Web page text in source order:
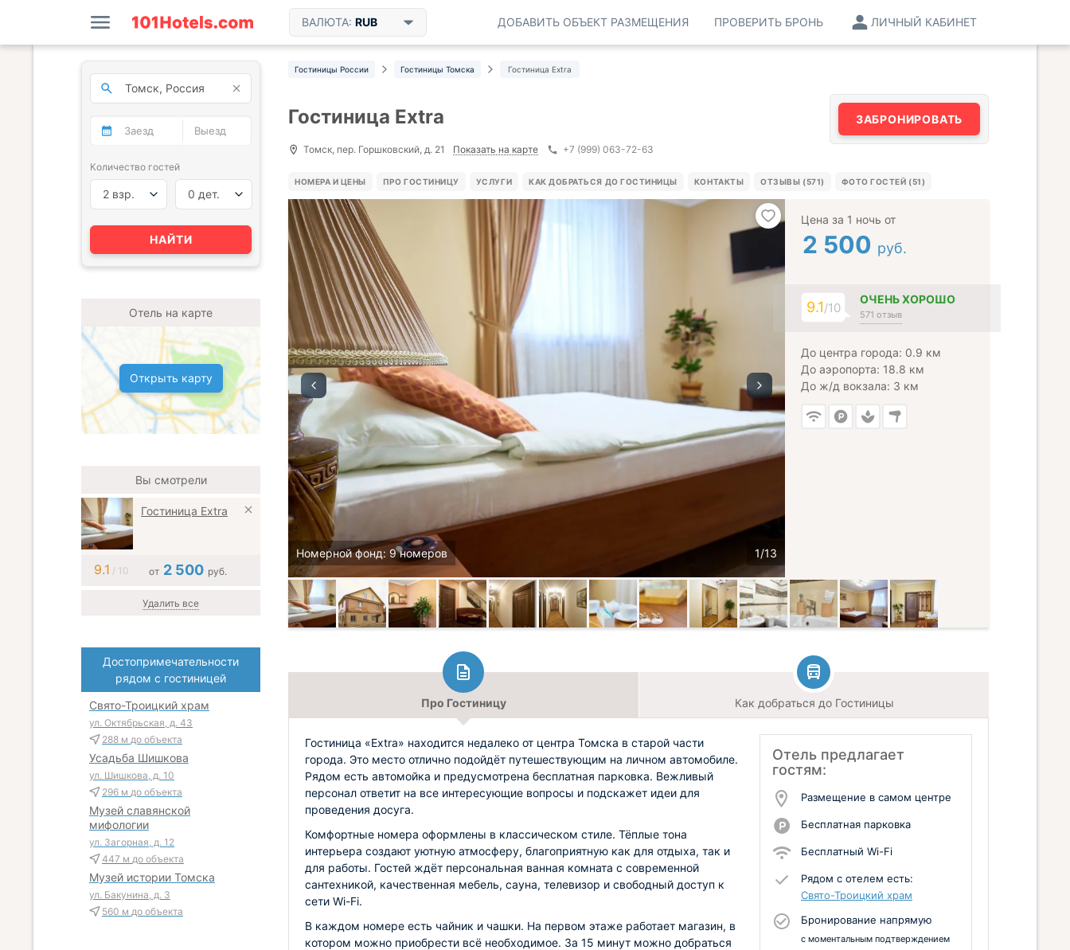
ВАЛЮТА: RUB ЛИЧНЫЙ КАБИНЕТ
ПРОВЕРИТЬ БРОНЬ
ДОБАВИТЬ ОБЪЕКТ РАЗМЕЩЕНИЯ
Гостиницы России Гостиницы Томска Гостиница Extra
Гостиница Extra
Томск, пер. Горшковский, д. 21 Показать на карте +7 (999) 063-72-63
ЗАБРОНИРОВАТЬ
НОМЕРА И ЦЕНЫ ПРО ГОСТИНИЦУ УСЛУГИ КАК ДОБРАТЬСЯ ДО ГОСТИНИЦЫ КОНТАКТЫ ОТЗЫВЫ (571) ФОТО ГОСТЕЙ (51)
Номерной фонд: 9 номеров
Цена за 1 ночь от
2 500 руб.
9.1/10
ОЧЕНЬ ХОРОШО
571 отзыв
До центра города: 0.9 км
До аэропорта: 18.8 км
До ж/д вокзала: 3 км
Про Гостиницу Как добраться до Гостиницы
Отель предлагает
гостям:
Размещение в самом центре
Бесплатная парковка
Бесплатный Wi-Fi
Рядом с отелем есть:
Свято-Троицкий храм
Бронирование напрямую
с моментальным подтверждением
Гостиница «Extra» находится недалеко от центра Томска в старой части
города. Это место отлично подойдёт путешествующим на личном автомобиле.
Рядом есть автомойка и предусмотрена бесплатная парковка. Вежливый
персонал ответит на все интересующие вопросы и подскажет идеи для
проведения досуга.
Комфортные номера оформлены в классическом стиле. Тёплые тона
интерьера создают уютную атмосферу, благоприятную как для отдыха, так и
для работы. Гостей ждёт персональная ванная комната с современной
сантехникой, качественная мебель, сауна, телевизор и свободный доступ к
сети Wi-Fi.
В каждом номере есть чайник и чашки. На первом этаже работает магазин, в
котором можно приобрести всё необходимое. За 15 минут можно добраться
Количество гостей
2 взр. 0 дет.
НАЙТИ
Отель на карте
Открыть карту
Вы смотрели
Гостиница Extra
9.1 / 10 от 2 500 руб.
Удалить все
Достопримечательности
рядом с гостиницей
Свято-Троицкий храм
ул. Октябрьская, д. 43
288 м до объекта
Усадьба Шишкова
ул. Шишкова, д. 10
296 м до объекта
Музей славянской
мифологии
ул. Загорная, д. 12
447 м до объекта
Музей истории Томска
ул. Бакунина, д. 3
560 м до объекта